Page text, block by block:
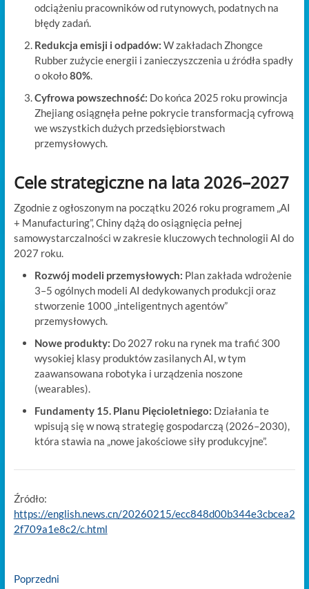
odciążeniu pracowników od rutynowych, podatnych na
błędy zadań.
Redukcja emisji i odpadów: W zakładach Zhongce
Rubber zużycie energii i zanieczyszczenia u źródła spadły
o około80%.
Cyfrowa powszechność: Do końca 2025 roku prowincja
Zhejiang osiągnęła pełne pokrycie transformacją cyfrową
we wszystkich dużych przedsiębiorstwach
przemysłowych.
Cele strategiczne na lata 2026–2027
Zgodnie z ogłoszonym na początku 2026 roku programem „AI
+ Manufacturing”, Chiny dążą do osiągnięcia pełnej
samowystarczalności w zakresie kluczowych technologii AI do
2027 roku.
Rozwój modeli przemysłowych: Plan zakłada wdrożenie
3–5 ogólnych modeli AI dedykowanych produkcji oraz
stworzenie 1000 „inteligentnych agentów”
przemysłowych.
Nowe produkty: Do 2027 roku na rynek ma trafić 300
wysokiej klasy produktów zasilanych AI, w tym
zaawansowana robotyka i urządzenia noszone
(wearables).
Fundamenty 15. Planu Pięcioletniego: Działania te
wpisują się w nową strategię gospodarczą (2026–2030),
która stawia na „nowe jakościowe siły produkcyjne”.
Źródło:
https://english.news.cn/20260215/ecc848d00b344e3cbcea2
2f709a1e8c2/c.html
Nawigacja
PoprzedniPrevious